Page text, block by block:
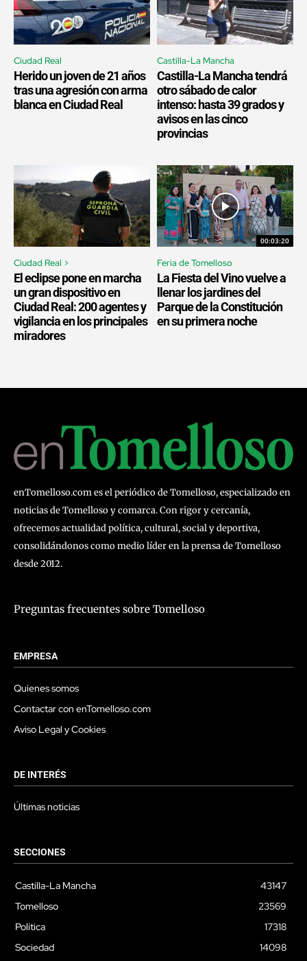
Ciudad Real
Herido un joven de 21 años
tras una agresión con arma
blanca en Ciudad Real
Castilla-La Mancha
Castilla-La Mancha tendrá
otro sábado de calor
intenso: hasta 39 grados y
avisos en las cinco
provincias
Ciudad Real >
El eclipse pone en marcha
un gran dispositivo en
Ciudad Real: 200 agentes y
vigilancia en los principales
miradores
00:03:20
Feria de Tomelloso
La Fiesta del Vino vuelve a
llenar los jardines del
Parque de la Constitución
en su primera noche
enTomelloso.com es el periódico de Tomelloso, especializado en
noticias de Tomelloso y comarca. Con rigor y cercanía,
ofrecemos actualidad política, cultural, social y deportiva,
consolidándonos como medio líder en la prensa de Tomelloso
desde 2012.
Preguntas frecuentes sobre Tomelloso
EMPRESA
Quienes somos
Contactar con enTomelloso.com
Aviso Legal y Cookies
DE INTERÉS
Últimas noticias
SECCIONES
Castilla-La Mancha
43147
Tomelloso
23569
Política
17318
Sociedad
14098